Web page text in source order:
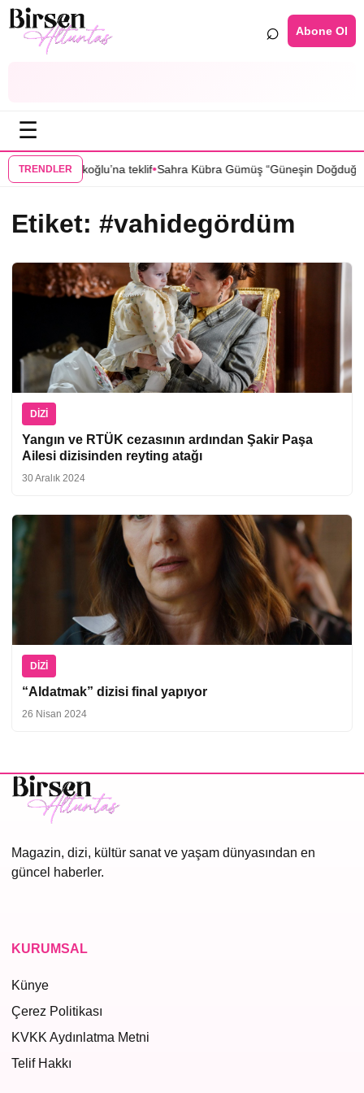
⌕ Abone Ol
☰
TRENDLER
Sıla Türkoğlu’na teklif•Sahra Kübra Gümüş “Güneşin Doğduğu
Etiket: #vahidegördüm
DIZI
Yangın ve RTÜK cezasının ardından Şakir Paşa
Ailesi dizisinden reyting atağı
30 Aralık 2024
DIZI
“Aldatmak” dizisi final yapıyor
26 Nisan 2024
Magazin, dizi, kültür sanat ve yaşam dünyasından en
güncel haberler.
KURUMSAL
Künye
Çerez Politikası
KVKK Aydınlatma Metni
Telif Hakkı